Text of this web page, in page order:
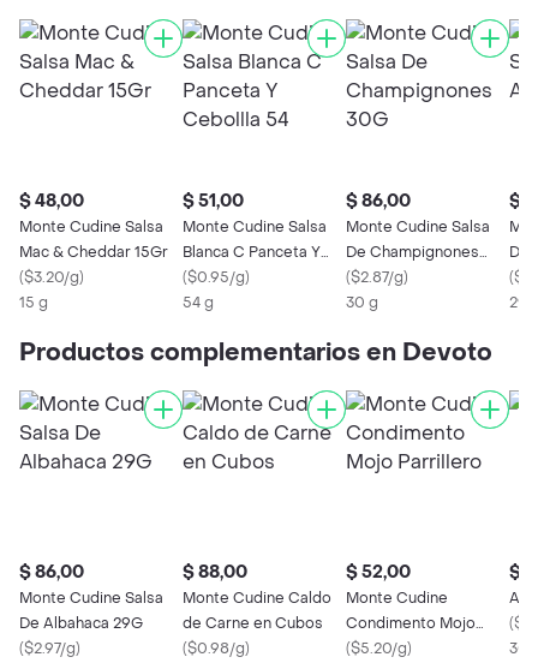
$ 48,00
Monte Cudine Salsa
Mac & Cheddar 15Gr
($3.20/g)
15 g
$ 51,00
Monte Cudine Salsa
Blanca C Panceta Y
Cebollla 54
($0.95/g)
54 g
$ 86,00
Monte Cudine Salsa
De Champignones
30G
($2.87/g)
30 g
$
De
(
29
Productos complementarios en Devoto
$ 86,00
Monte Cudine Salsa
De Albahaca 29G
($2.97/g)
$ 88,00
Monte Cudine Caldo
de Carne en Cubos
($0.98/g)
$ 52,00
Monte Cudine
Condimento Mojo
Parrillero
($5.20/g)
$
(
30